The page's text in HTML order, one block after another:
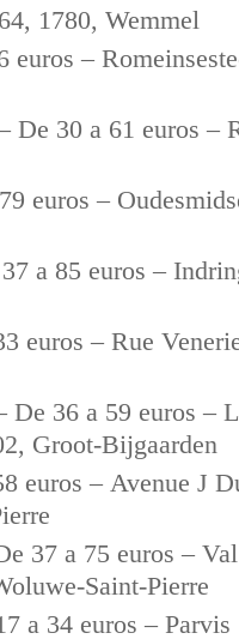
1780, Wemmel
euros –
De 30 a 61 euros –
euros –
a 85 euros –
euros –Rue
De 36 a 59 euros –
Groot-Bijgaarden
euros – Avenue J
37 a 75 euros –
Saint-Pierre
a 34 euros –